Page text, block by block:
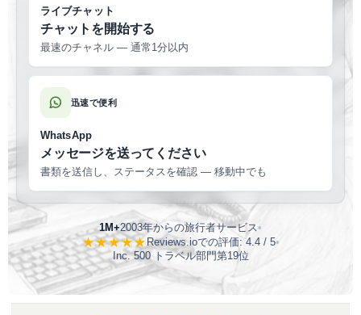
ライブチャット
チャットを開始する
最速のチャネル — 通常1分以内
迅速で便利
WhatsApp
メッセージを送ってください
書類を送信し、ステータスを確認 — 移動中でも
1M+2003年からの旅行者サービス•
★★★★★ Reviews.ioでの評価: 4.4 / 5•
Inc. 500 トラベル部門第19位